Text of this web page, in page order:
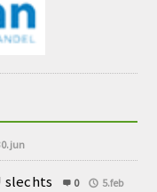
slechts 0 5.feb